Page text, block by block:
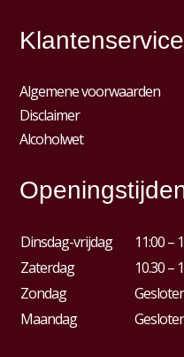
Klantenservice
Algemene voorwaarden
Disclaimer
Alcoholwet
Dinsdag-vrijdag
11:00 –
Zaterdag
10.30 –
Zondag
Maandag